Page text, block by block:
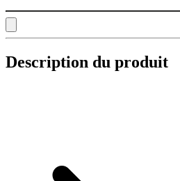
Description du produit